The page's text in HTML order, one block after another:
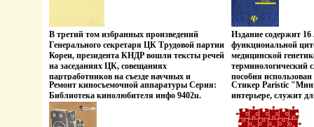
В третий том избранных произведений
Генерального секретаря ЦК Трудовой партии
Кореи, президента КНДР вошли тексты речей
на заседаниях ЦК, совещаниях
партработников на съезде научных и
технических работников, пбьбйыленумах
комитетов Трудовой партии Кореи 1961-63 гг
Автор Ир Сен Ким.
Ремонт киносъемочной аппаратуры Серия:
Библиотека кинолюбителя инфо 9402u.
Издание содержит
функциональной
медицинской
терминологический
пособия
преподавания
и иностранным
биологии
медицинского
Стикер Paristic
интерьере, служит
восприятия инфо